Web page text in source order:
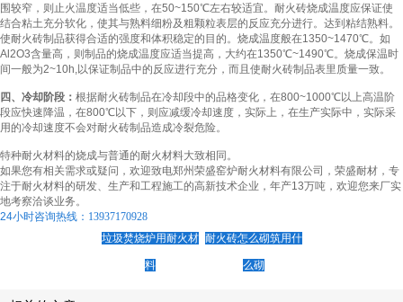
围较窄，则止火温度适当低些，在50~150℃左右较适宜。耐火砖烧成温度应保证使
结合粘土充分软化，使其与熟料细粉及粗颗粒表层的反应充分进行。达到粘结熟料。
使耐火砖制品获得合适的强度和体积稳定的目的。烧成温度般在1350~1470℃。如
Al2O3含量高，则制品的烧成温度应适当提高，大约在1350℃~1490℃。烧成保温时
间一般为2~10h,以保证制品中的反应进行充分，而且使耐火砖制品表里质量一致。
四、冷却阶段： 根据耐火砖制品在冷却段中的品格变化，在800~1000℃以上高温阶
段应快速降温，在800℃以下，则应减缓冷却速度，实际上，在生产实际中，实际采
用的冷却速度不会对耐火砖制品造成冷裂危险。
特种耐火材料的烧成与普通的耐火材料大致相同。
如果您有相关需求或疑问，欢迎致电郑州荣盛窑炉耐火材料有限公司，荣盛耐材，专
注于耐火材料的研发、生产和工程施工的高新技术企业，年产13万吨，欢迎您来厂实
地考察洽谈业务。
24小时咨询热线： 13937170928
垃圾焚烧炉用耐火材
料
耐火砖怎么砌筑用什
么砌